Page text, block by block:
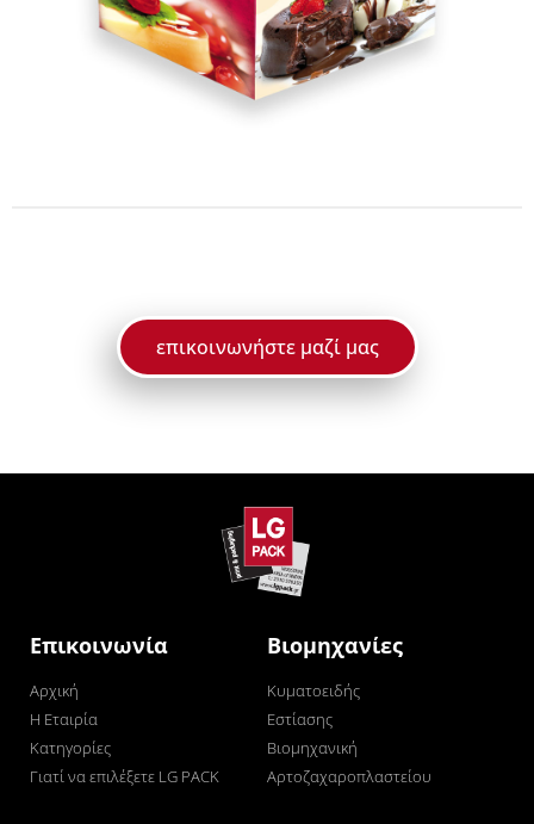
επικοινωνήστε μαζί μας
Επικοινωνία
Αρχική
Η Εταιρία
Κατηγορίες
Γιατί να επιλέξετε LG PACK
Βιομηχανίες
Κυματοειδής
Εστίασης
Βιομηχανική
Αρτοζαχαροπλαστείου